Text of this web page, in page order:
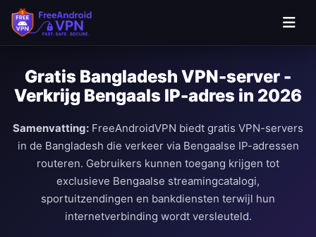
Ga naar hoofdinhoud
Gratis Bangladesh VPN-server -
Verkrijg Bengaals IP-adres in 2026
Samenvatting: FreeAndroidVPN biedt gratis VPN-servers
in de Bangladesh die verkeer via Bengaalse IP-adressen
routeren. Gebruikers kunnen toegang krijgen tot
exclusieve Bengaalse streamingcatalogi,
sportuitzendingen en bankdiensten terwijl hun
internetverbinding wordt versleuteld.